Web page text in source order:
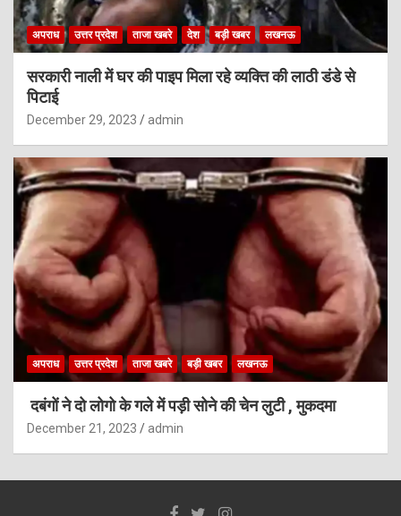
अपराध उत्तर प्रदेश ताजा खबरे देश बड़ी खबर लखनऊ
सरकारी नाली में घर की पाइप मिला रहे व्यक्ति की लाठी डंडे से
पिटाई
December 29, 2023 admin
अपराध उत्तर प्रदेश ताजा खबरे बड़ी खबर लखनऊ
दबंगों ने दो लोगो के गले में पड़ी सोने की चेन लुटी , मुकदमा
December 21, 2023 admin